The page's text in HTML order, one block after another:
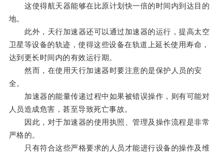
这使得航天器能够在比原计划快一倍的时间内到达目的
地。
此外，天行加速器还可以通过加速器的运行，提高太空
卫星等设备的轨迹，使得这些设备在轨道上延长使用寿命，
达到更长时间内的有效运行期。
然而，在使用天行加速器时要注意的是保护人员的安
全。
加速器的能量传递过程中如果被错误操作，则有可能对
人员造成危害，甚至导致死亡事故。
因此，对于加速器的使用执照、管理及操作流程是非常
严格的。
只有符合这些严格要求的人员才能进行设备的操作及维